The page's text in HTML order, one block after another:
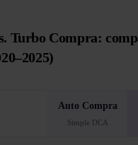
Turbo Compra:
Auto Compra
Simple DCA